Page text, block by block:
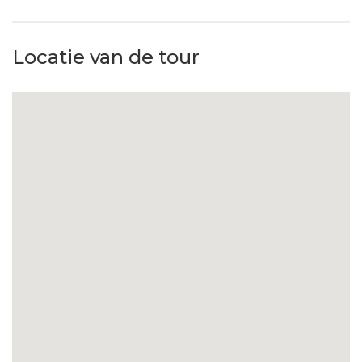
Ecologische schoonmaakproducten
Locatie van de tour